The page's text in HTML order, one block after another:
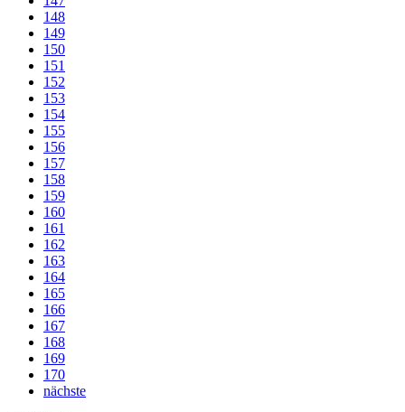
148
149
150
151
152
153
154
155
156
157
158
159
160
161
162
163
164
165
166
167
168
169
170
nächste